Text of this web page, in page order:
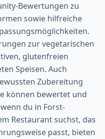
Bewertungen zu
sowie hilfreiche
zur vegetarischen
glutenfreien
Speisen. Auch
Zubereitung
können bewertet und
du in Forst-
Restaurant suchst, das
passt, bieten